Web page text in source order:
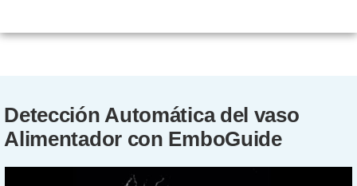
Detección Automática del vaso
Alimentador con EmboGuide